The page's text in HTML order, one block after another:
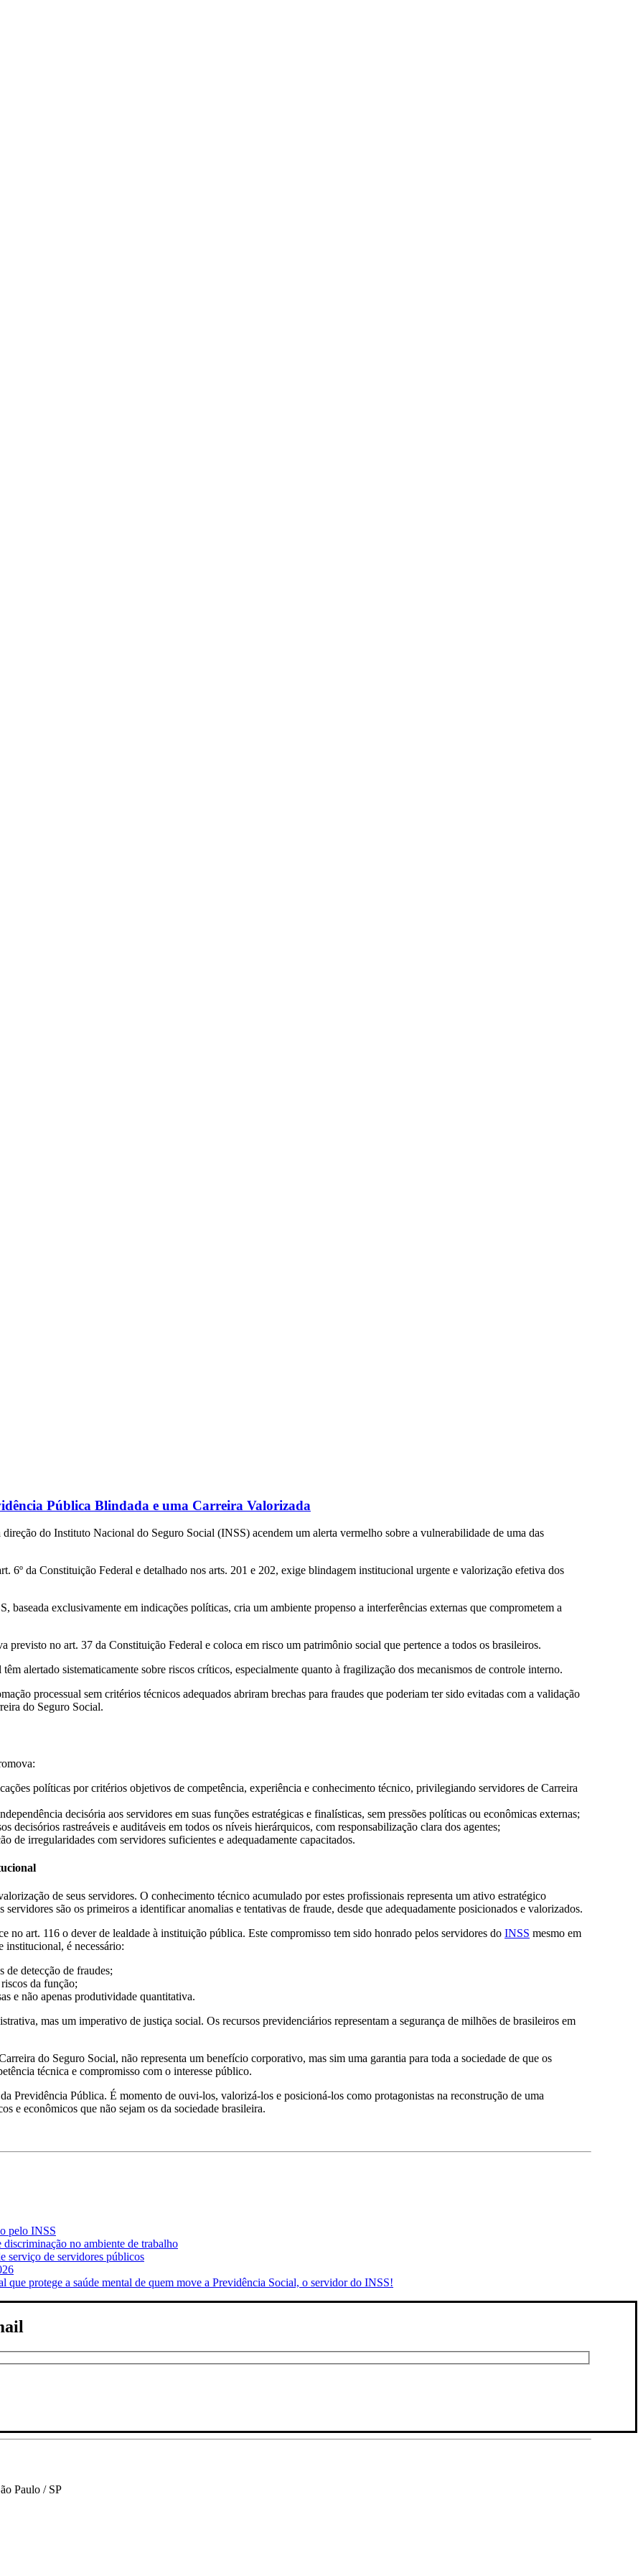
Pública Blindada e uma Carreira Valorizada
do Instituto Nacional do Seguro Social (INSS) acendem um alerta vermelho sobre a vulnerabilidade de uma das
6º da Constituição Federal e detalhado nos arts. 201 e 202, exige blindagem institucional urgente e valorização efetiva dos
baseada exclusivamente em indicações políticas, cria um ambiente propenso a interferências externas que comprometem a
no art. 37 da Constituição Federal e coloca em risco um patrimônio social que pertence a todos os brasileiros.
alertado sistematicamente sobre riscos críticos, especialmente quanto à fragilização dos mecanismos de controle interno.
processual sem critérios técnicos adequados abriram brechas para fraudes que poderiam ter sido evitadas com a validação
do Seguro Social.
políticas por critérios objetivos de competência, experiência e conhecimento técnico, privilegiando servidores de Carreira
decisória aos servidores em suas funções estratégicas e finalísticas, sem pressões políticas ou econômicas externas;
decisórios rastreáveis e auditáveis em todos os níveis hierárquicos, com responsabilização clara dos agentes;
de irregularidades com servidores suficientes e adequadamente capacitados.
de seus servidores. O conhecimento técnico acumulado por estes profissionais representa um ativo estratégico
são os primeiros a identificar anomalias e tentativas de fraude, desde que adequadamente posicionados e valorizados.
no art. 116 o dever de lealdade à instituição pública. Este compromisso tem sido honrado pelos servidores do INSS mesmo em
institucional, é necessário:
de detecção de fraudes;
da função;
e não apenas produtividade quantitativa.
mas um imperativo de justiça social. Os recursos previdenciários representam a segurança de milhões de brasileiros em
do Seguro Social, não representa um benefício corporativo, mas sim uma garantia para toda a sociedade de que os
técnica e compromisso com o interesse público.
Previdência Pública. É momento de ouvi-los, valorizá-los e posicioná-los como protagonistas na reconstrução de uma
e econômicos que não sejam os da sociedade brasileira.
pelo INSS
no ambiente de trabalho
serviço de servidores públicos
protege a saúde mental de quem move a Previdência Social, o servidor do INSS!
Paulo / SP